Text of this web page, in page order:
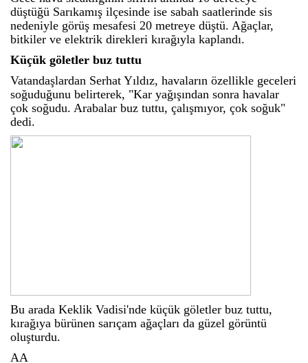
düştüğü Sarıkamış ilçesinde ise sabah saatlerinde sis
nedeniyle görüş mesafesi 20 metreye düştü. Ağaçlar,
bitkiler ve elektrik direkleri kırağıyla kaplandı.
Küçük göletler buz tuttu
Vatandaşlardan Serhat Yıldız, havaların özellikle geceleri
soğuduğunu belirterek, "Kar yağışından sonra havalar
çok soğudu. Arabalar buz tuttu, çalışmıyor, çok soğuk"
dedi.
Bu arada Keklik Vadisi'nde küçük göletler buz tuttu,
kırağıya bürünen sarıçam ağaçları da güzel görüntü
oluşturdu.
AA